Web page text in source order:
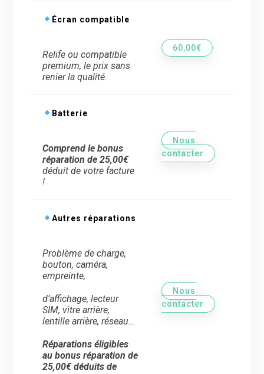
Écran compatible
Relife ou compatible
premium, le prix sans
renier la qualité.
60,00€
Batterie
Comprend le bonus
réparation de 25,00€
déduit de votre facture
!
Nous
contacter
Autres réparations
Problème de charge,
bouton, caméra,
empreinte,
d’affichage, lecteur
SIM, vitre arrière,
lentille arrière,réseau…
Réparations éligibles
au bonus réparation de
25,00€ déduits de
Nous
contacter